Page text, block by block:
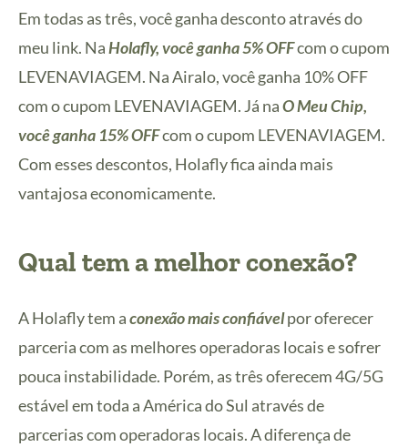
Em todas as três, você ganha desconto através do
meu link. NaHolafly, você ganha 5% OFFcom o cupom
LEVENAVIAGEM. Na Airalo, você ganha 10% OFF
com o cupom LEVENAVIAGEM. Já naO Meu Chip,
você ganha 15% OFFcom o cupom LEVENAVIAGEM.
Com esses descontos, Holafly fica ainda mais
vantajosa economicamente.
Qual tem a melhor conexão?
A Holafly tem aconexão mais confiávelpor oferecer
parceria com as melhores operadoras locais e sofrer
pouca instabilidade. Porém, as três oferecem 4G/5G
estável em toda a América do Sul através de
parcerias com operadoras locais. A diferença de